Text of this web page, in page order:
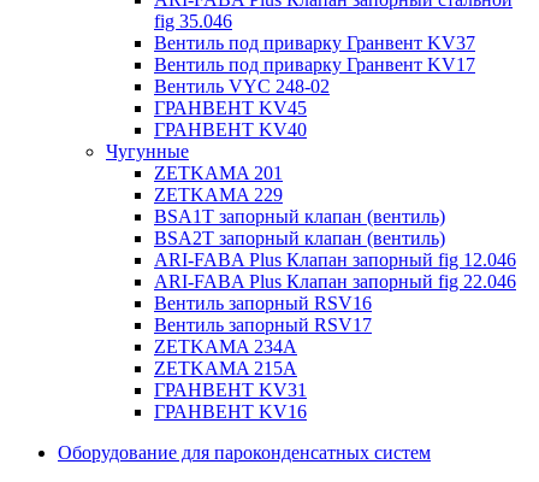
fig 35.046
Вентиль под приварку Гранвент KV37
Вентиль под приварку Гранвент KV17
Вентиль VYC 248-02
ГРАНВЕНТ KV45
ГРАНВЕНТ KV40
Чугунные
ZETKAMA 201
ZETKAMA 229
BSA1T запорный клапан (вентиль)
BSA2T запорный клапан (вентиль)
ARI-FABA Plus Клапан запорный fig 12.046
ARI-FABA Plus Клапан запорный fig 22.046
Вентиль запорный RSV16
Вентиль запорный RSV17
ZETKAMA 234A
ZETKAMA 215A
ГРАНВЕНТ KV31
ГРАНВЕНТ KV16
Оборудование для пароконденсатных систем